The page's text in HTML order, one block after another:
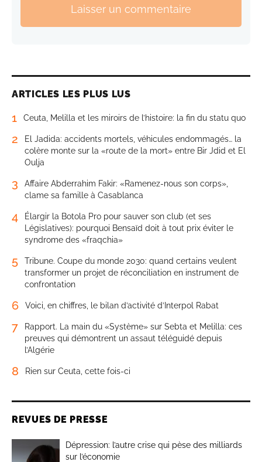
Laisser un commentaire
ARTICLES LES PLUS LUS
1 Ceuta, Melilla et les miroirs de l’histoire: la fin du statu quo
2
El Jadida: accidents mortels, véhicules endommagés… la
colère monte sur la «route de la mort» entre Bir Jdid et El
Oulja
3
Affaire Abderrahim Fakir: «Ramenez-nous son corps»,
clame sa famille à Casablanca
4
Élargir la Botola Pro pour sauver son club (et ses
Législatives): pourquoi Bensaïd doit à tout prix éviter le
syndrome des «fraqchia»
5
Tribune. Coupe du monde 2030: quand certains veulent
transformer un projet de réconciliation en instrument de
confrontation
6 Voici, en chiffres, le bilan d’activité d’Interpol Rabat
7
Rapport. La main du «Système» sur Sebta et Melilla: ces
preuves qui démontrent un assaut téléguidé depuis
l’Algérie
8 Rien sur Ceuta, cette fois-ci
REVUES DE PRESSE
Dépression: l’autre crise qui pèse des milliards
sur l’économie